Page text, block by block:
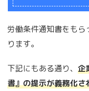
労働条件通知書をも
ります。
下記にもある通り、 企
書』の提示が義務化さ